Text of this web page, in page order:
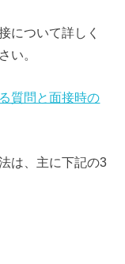
について詳しく
い。
質問と面接時の
は、主に下記の3